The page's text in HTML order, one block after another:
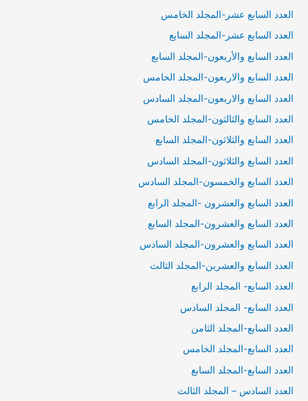
العدد السابع عشر-المجلد الخامس
العدد السابع عشر-المجلد السايع
العدد السابع والأربعون-المجلد السابع
العدد السابع والاربعون-المجلد الخامس
العدد السابع والاربعون-المجلد السادس
العدد السابع والثالثون-المجلد الخامس
العدد السابع والثلاثون-المجلد السابع
العدد السابع والثلاثون-المجلد السادس
العدد السابع والخمسون-المجلد السادس
العدد السابع والعشرون -المجلد الرابع
العدد السابع والعشرون-المجلد السابع
العدد السابع والعشرون-المجلد السادس
العدد السابع والعشرين-المجلد الثالث
العدد السابع- المجلد الرابع
العدد السابع- المجلد السادس
العدد السابع-المجلد الثامن
العدد السابع-المجلد الخامس
العدد السابع-المجلد السابع
العدد السادس – المجلد الثالث